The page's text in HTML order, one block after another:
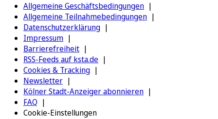
Allgemeine Geschäftsbedingungen
Allgemeine Teilnahmebedingungen
Datenschutzerklärung
Impressum
Barrierefreiheit
RSS-Feeds auf ksta.de
Cookies & Tracking
Newsletter
Kölner Stadt-Anzeiger abonnieren
FAQ
Cookie-Einstellungen